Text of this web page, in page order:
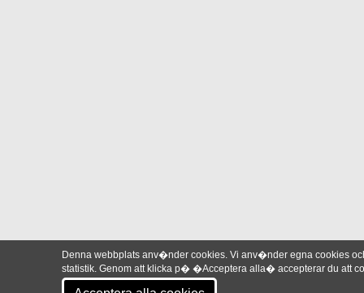
Denna webbplats anv�nder cookies. Vi anv�nder egna cookies
statistik. Genom att klicka p� �Acceptera alla� accepterar du att